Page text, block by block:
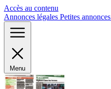
Accès au contenu
Annonces légales Petites annonces
Menu
Panneau de gestion des cookies